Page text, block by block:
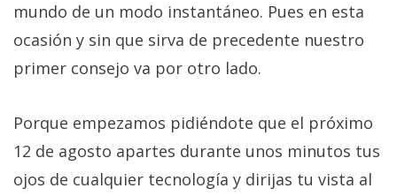
mundo de un modo instantáneo. Pues en esta
ocasión y sin que sirva de precedente nuestro
primer consejo va por otro lado.
Porque empezamos pidiéndote que el próximo
12 de agosto apartes durante unos minutos tus
ojos de cualquier tecnología y dirijas tu vista al